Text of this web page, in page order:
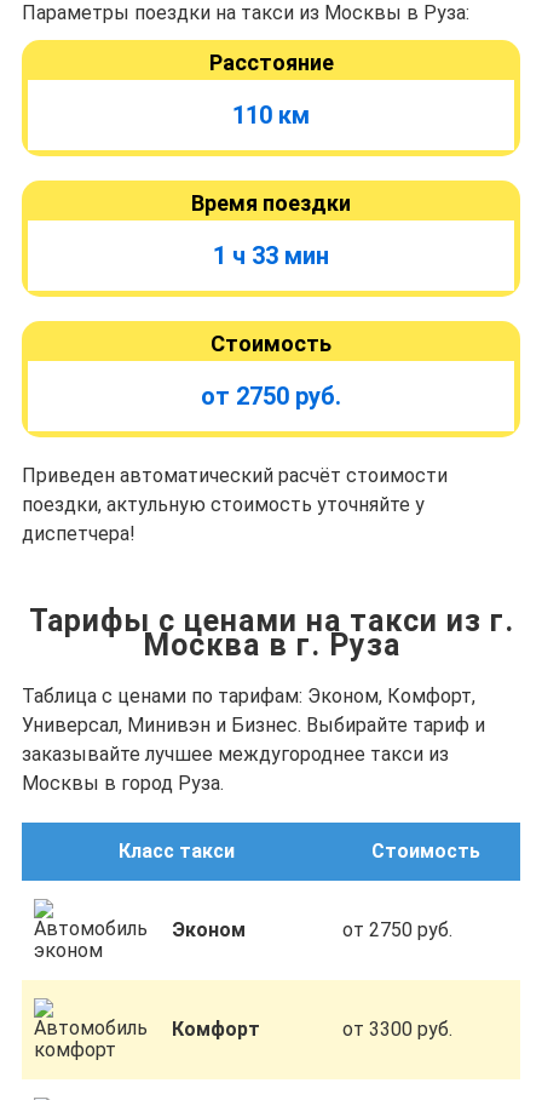
Параметры поездки на такси из Москвы в Руза:
Расстояние
110 км
Время поездки
1 ч 33 мин
Стоимость
от 2750 руб.
Приведен автоматический расчёт стоимости
поездки, актульную стоимость уточняйте у
диспетчера!
Тарифы с ценами на такси из г.
Москва в г. Руза
Таблица с ценами по тарифам: Эконом, Комфорт,
Универсал, Минивэн и Бизнес. Выбирайте тариф и
заказывайте лучшее междугороднее такси из
Москвы в город Руза.
Класс такси Стоимость
Эконом от 2750 руб.
Комфорт от 3300 руб.